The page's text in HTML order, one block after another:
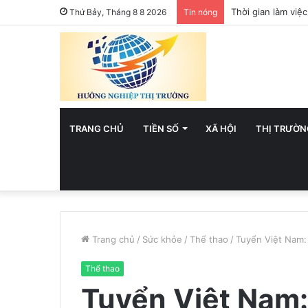
Thứ Bảy, Tháng 8 8 2026 Tin nóng Việt Nam hướng
TRANG CHỦ TIỀN SỐ XÃ HỘI THỊ
Trang chủ / Sức khỏe / Thể thao / Tuyển Việt
Thể thao
Tuyển Việt